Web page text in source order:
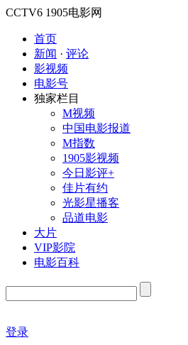
CCTV6 1905电影网
首页
新闻 · 评论
影视频
电影号
独家栏目
M视频
中国电影报道
M指数
1905影视频
今日影评+
佳片有约
光影星播客
品道电影
大片
VIP影院
电影百科
登录